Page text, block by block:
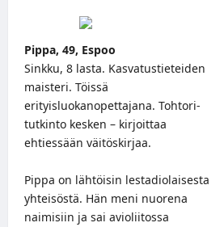
Pippa, 49, Espoo
Sinkku, 8 lasta. Kasvatustieteiden
maisteri. Töissä
erityisluokanopettajana. Tohtori-
tutkinto kesken – kirjoittaa
ehtiessään väitöskirjaa.
Pippa on lähtöisin lestadiolaisesta
yhteisöstä. Hän meni nuorena
naimisiin ja sai avioliitossa